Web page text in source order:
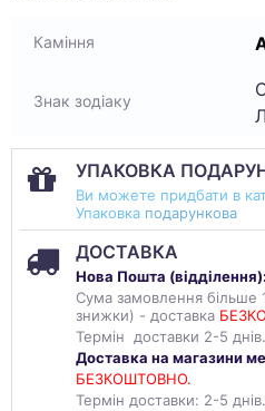
Каміння
Знак зодіаку
УПАКОВКА
Ви можете придбати в
Упаковка подарункова
ДОСТАВКА
Нова Пошта (відділення):
Сума замовлення більше
знижки) - доставка
Термін доставки 2-5 днів.
Доставка на магазини
БЕЗКОШТОВНО.
Термін доставки: 2-5 днів.